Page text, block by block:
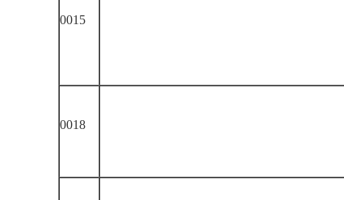
0015
0018